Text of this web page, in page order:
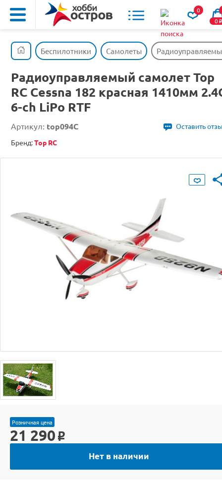
0
0o
Беспилотники Самолеты
Радиоуправляемый самолет Top
RC Cessna 182 красная 1410мм
6-ch LiPo RTF
Артикул: top094C
Оставить
Бренд:Top RC
Розничная цена
21 290 o
Нет в наличии